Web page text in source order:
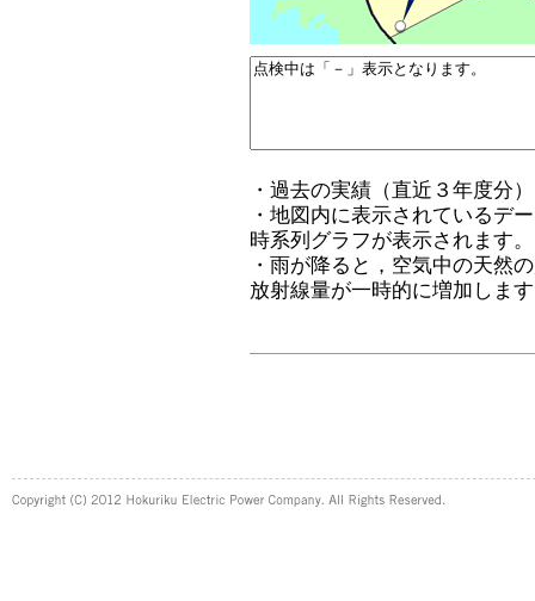
・過去の実績（直近３年度分
・地図内に表示されているデ
時系列グラフが表示されます。
・雨が降ると，空気中の天然
放射線量が一時的に増加しま